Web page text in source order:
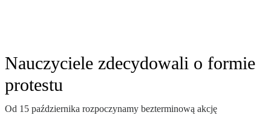
Nauczyciele zdecydowali o formie
protestu
Od 15 października rozpoczynamy bezterminową akcję